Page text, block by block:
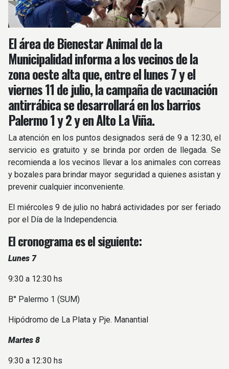
El área de Bienestar Animal de la
Municipalidad informa a los vecinos de la
zona oeste alta que, entre el lunes 7 y el
viernes 11 de julio, la campaña de vacunación
antirrábica se desarrollará en los barrios
Palermo 1 y 2 y en Alto La Viña.
La atención en los puntos designados será de 9 a 12:30, el
servicio es gratuito y se brinda por orden de llegada. Se
recomienda a los vecinos llevar a los animales con correas
y bozales para brindar mayor seguridad a quienes asistan y
prevenir cualquier inconveniente.
El miércoles 9 de julio no habrá actividades por ser feriado
por el Día de la Independencia.
El cronograma es el siguiente:
Lunes 7
9:30 a 12:30 hs
B° Palermo 1 (SUM)
Hipódromo de La Plata y Pje. Manantial
Martes 8
9:30 a 12:30 hs